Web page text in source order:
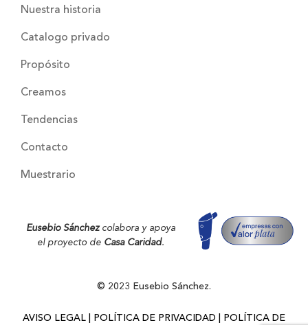
Nuestra historia
Catalogo privado
Propósito
Creamos
Tendencias
Contacto
Muestrario
Eusebio Sánchezcolabora y apoya
el proyecto de Casa Caridad.
© 2023 Eusebio Sánchez.
AVISO LEGAL POLÍTICA DE PRIVACIDAD POLÍTICA DE